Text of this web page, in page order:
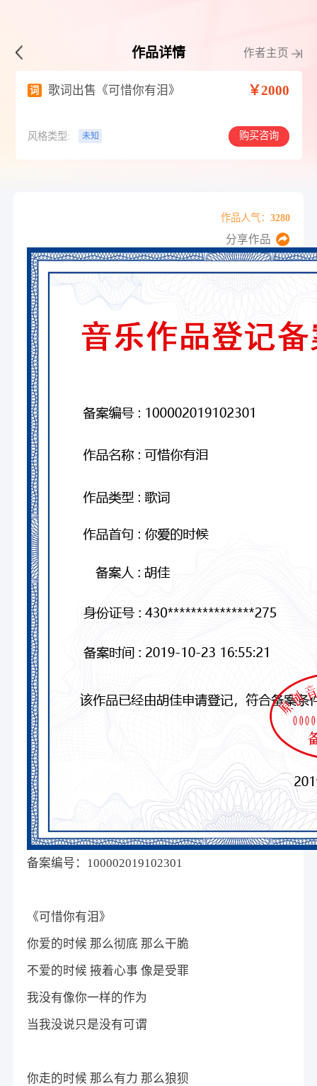
作品详情 作者主页
词 歌词出售《可惜你有泪》 ￥2000
风格类型: 未知 购买咨询
作品人气：3280
分享作品
备案编号：100002019102301
《可惜你有泪》
你爱的时候 那么彻底 那么干脆
不爱的时候 掖着心事 像是受罪
我没有像你一样的作为
当我没说只是没有可谓
你走的时候 那么有力 那么狼狈